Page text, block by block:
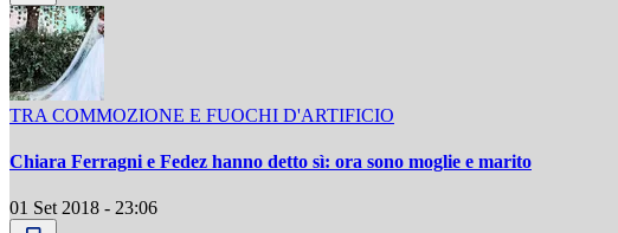
TRA COMMOZIONE E FUOCHI D'ARTIFICIO
Chiara Ferragni e Fedez hanno detto sì: ora sono moglie e marito
01 Set 2018 - 23:06